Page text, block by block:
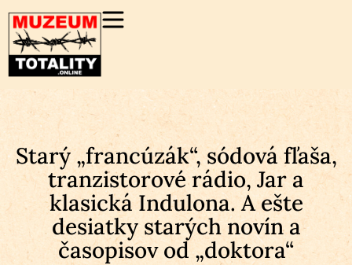
Starý „francúzák“, sódová fľaša,
tranzistorové rádio, Jar a
klasická Indulona. A ešte
desiatky starých novín a
časopisov od „doktora“